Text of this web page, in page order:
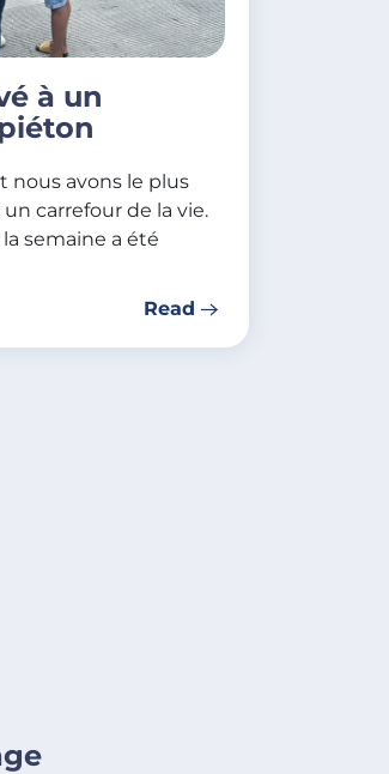
à un
nous avons le plus
carrefour de la vie.
semaine a été
Read